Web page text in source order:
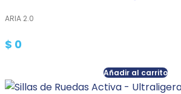
ARIA 2.0
$ 0
Añadir al carrito